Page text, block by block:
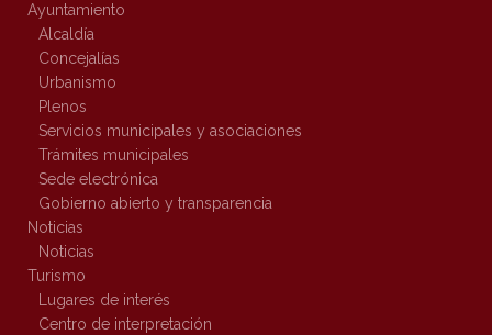
Ayuntamiento
Alcaldía
Concejalías
Urbanismo
Plenos
Servicios municipales y asociaciones
Trámites municipales
Sede electrónica
Gobierno abierto y transparencia
Noticias
Noticias
Turismo
Lugares de interés
Centro de interpretación